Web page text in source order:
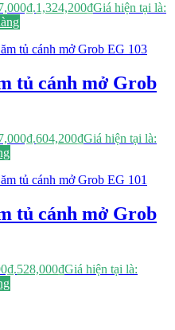
1,324,200₫Giá hiện tại là:
tủ cánh mở Grob
604,200₫Giá hiện tại là:
tủ cánh mở Grob
528,000₫Giá hiện tại là: